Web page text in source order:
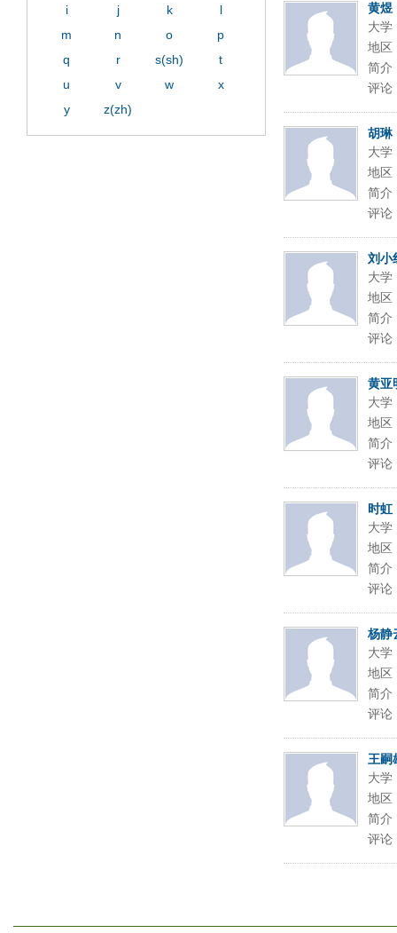
黄煜
大学
地区
简介
评论
胡琳
大学
地区
简介
评论
刘小
大学
地区
简介
评论
黄亚
大学
地区
简介
评论
时虹
大学
地区
简介
评论
杨静
大学
地区
简介
评论
王嗣
大学
地区
简介
评论
i
j k
l
m
n o
p
q
r s(sh)
t
u
v w
x
y
z(zh)